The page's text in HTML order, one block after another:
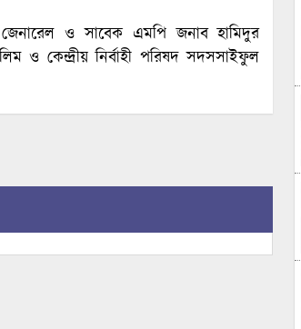
জেনারেল ও সাবেক এমপি জনাব হামিদুর
ও কেন্দ্রীয় নির্বাহী পরিষদ সদসসাইফুল